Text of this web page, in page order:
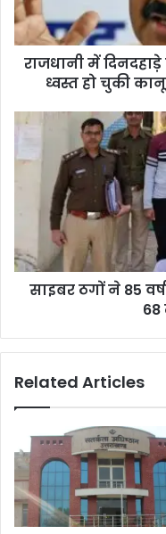
राजधानी में
ध्वस्त हो चुकी
साइबर ठगों ने 85
Related Articles